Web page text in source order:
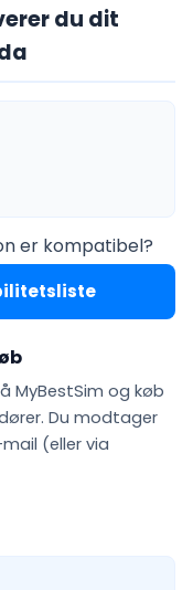
du dit
er kompatibel?
MyBestSim og køb
Du modtager
(eller via